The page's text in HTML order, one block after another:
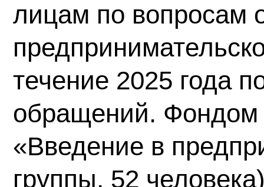
лицам по вопросам
течение 2025 года
обращений. Фондом
«Введение в
группы, 52